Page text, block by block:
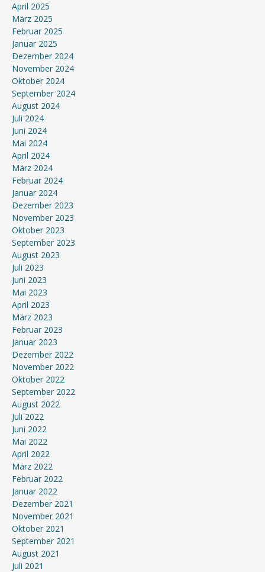
April 2025
März 2025
Februar 2025
Januar 2025
Dezember 2024
November 2024
Oktober 2024
September 2024
August 2024
Juli 2024
Juni 2024
Mai 2024
April 2024
März 2024
Februar 2024
Januar 2024
Dezember 2023
November 2023
Oktober 2023
September 2023
August 2023
Juli 2023
Juni 2023
Mai 2023
April 2023
März 2023
Februar 2023
Januar 2023
Dezember 2022
November 2022
Oktober 2022
September 2022
August 2022
Juli 2022
Juni 2022
Mai 2022
April 2022
März 2022
Februar 2022
Januar 2022
Dezember 2021
November 2021
Oktober 2021
September 2021
August 2021
Juli 2021